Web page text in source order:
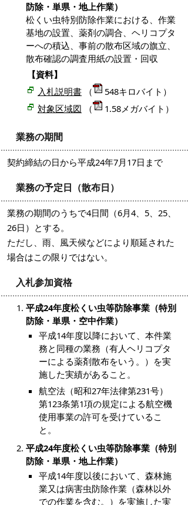
防除・単県・地上作業）
松くい虫特別防除作業における、作業
基地の設置、薬剤の調合、ヘリコプタ
ーへの積込、事前の散布区域の旗立、
散布確認の調査用紙の設置・回収
【資料】
入札説明書
（
548キロバイト）
対象区域図
（ 1.58メガバイト）
業務の期間
契約締結の日から平成24年7月17日まで
業務の予定日（散布日）
業務の期間のうちで4日間（6月4、5、25、
26日）とする。
ただし、雨、風天候などにより順延された
場合はこの限りではない。
入札参加資格
平成24年度松くい虫等防除事業（特別
防除・単県・空中作業）
平成14年度以降において、本件業
務と同種の業務（有人ヘリコプタ
ーによる薬剤散布をいう。）を実
施した実績があること。
航空法（昭和27年法律第231号）
第123条第1項の規定による航空機
使用事業の許可を受けているこ
と。
平成24年度松くい虫等防除事業（特別
防除・単県・地上作業）
平成14年度以後において、森林施
業又は病害虫防除作業（森林以外
での作業を含む。）を実施した実